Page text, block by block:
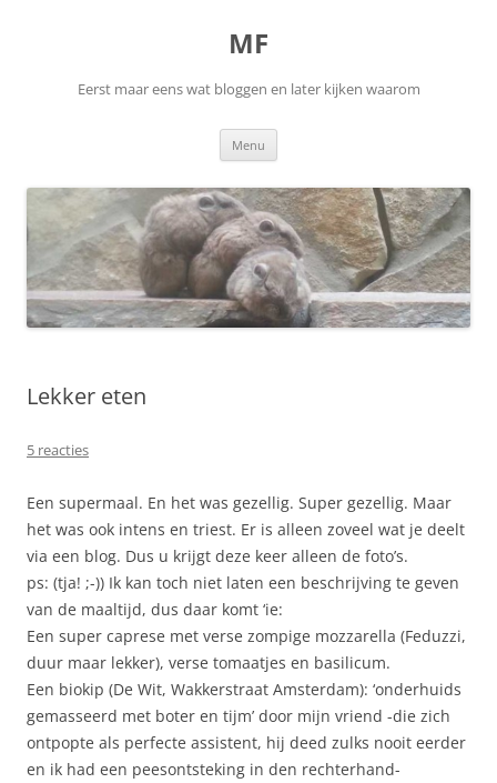
MF
Eerst maar eens wat bloggen en later kijken waarom
Menu
Lekker eten
5 reacties
Een supermaal. En het was gezellig. Super gezellig. Maar
het was ook intens en triest. Er is alleen zoveel wat je deelt
via een blog. Dus u krijgt deze keer alleen de foto’s.
ps: (tja! ;-)) Ik kan toch niet laten een beschrijving te geven
van de maaltijd, dus daar komt ‘ie:
Een super caprese met verse zompige mozzarella (Feduzzi,
duur maar lekker), verse tomaatjes en basilicum.
Een biokip (De Wit, Wakkerstraat Amsterdam): ‘onderhuids
gemasseerd met boter en tijm’ door mijn vriend -die zich
ontpopte als perfecte assistent, hij deed zulks nooit eerder
en ik had een peesontsteking in den rechterhand-